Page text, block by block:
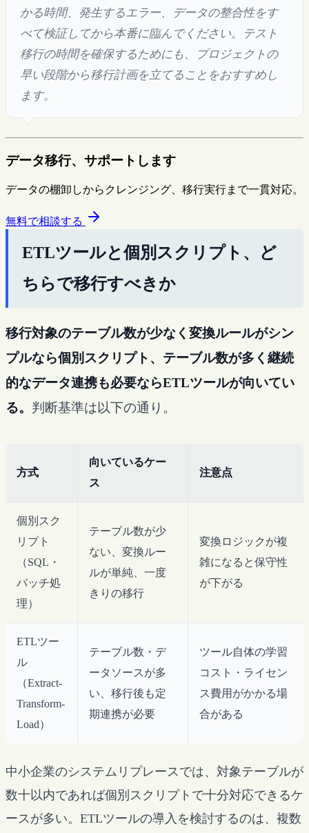
かる時間、発生するエラー、データの整合性をす
べて検証してから本番に臨んでください。テスト
移行の時間を確保するためにも、プロジェクトの
早い段階から移行計画を立てることをおすすめし
ます。
データ移行、サポートします
データの棚卸しからクレンジング、移行実行まで一貫対応。
無料で相談する
ETLツールと個別スクリプト、ど
ちらで移行すべきか
移行対象のテーブル数が少なく変換ルールがシン
プルなら個別スクリプト、テーブル数が多く継続
的なデータ連携も必要ならETLツールが向いてい
る。 判断基準は以下の通り。
方式
向いているケー
ス
注意点
個別スク
リプト
（SQL・
バッチ処
理）
テーブル数が少
ない、変換ルー
ルが単純、一度
きりの移行
変換ロジックが複
雑になると保守性
が下がる
ETLツー
ル
（Extract-
Transform-
Load）
テーブル数・デ
ータソースが多
い、移行後も定
期連携が必要
ツール自体の学習
コスト・ライセン
ス費用がかかる場
合がある
中小企業のシステムリプレースでは、対象テーブルが
数十以内であれば個別スクリプトで十分対応できるケ
ースが多い。ETLツールの導入を検討するのは、複数